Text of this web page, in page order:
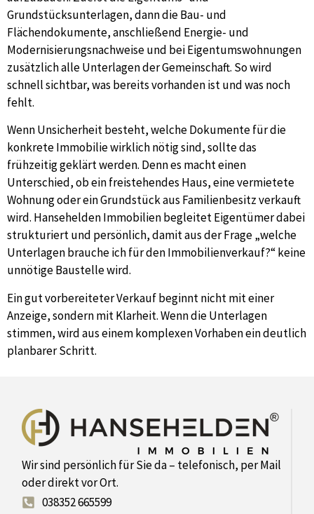
Grundstücksunterlagen, dann die Bau- und
Flächendokumente, anschließend Energie- und
Modernisierungsnachweise und bei Eigentumswohnungen
zusätzlich alle Unterlagen der Gemeinschaft. So wird
schnell sichtbar, was bereits vorhanden ist und was noch
fehlt.
Wenn Unsicherheit besteht, welche Dokumente für die
konkrete Immobilie wirklich nötig sind, sollte das
frühzeitig geklärt werden. Denn es macht einen
Unterschied, ob ein freistehendes Haus, eine vermietete
Wohnung oder ein Grundstück aus Familienbesitz verkauft
wird. Hansehelden Immobilien begleitet Eigentümer dabei
strukturiert und persönlich, damit aus der Frage „welche
Unterlagen brauche ich für den Immobilienverkauf?“ keine
unnötige Baustelle wird.
Ein gut vorbereiteter Verkauf beginnt nicht mit einer
Anzeige, sondern mit Klarheit. Wenn die Unterlagen
stimmen, wird aus einem komplexen Vorhaben ein deutlich
planbarer Schritt.
Wir sind persönlich für Sie da – telefonisch, per Mail
oder direkt vor Ort.
038352 665599